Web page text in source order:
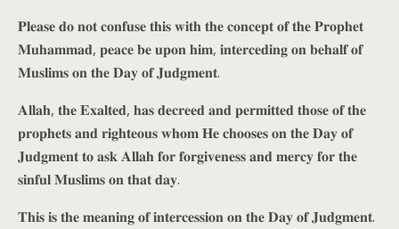
𝐏𝐥𝐞𝐚𝐬𝐞 𝐝𝐨 𝐧𝐨𝐭 𝐜𝐨𝐧𝐟𝐮𝐬𝐞 𝐭𝐡𝐢𝐬 𝐰𝐢𝐭𝐡 𝐭𝐡𝐞 𝐜𝐨𝐧𝐜𝐞𝐩𝐭 𝐨𝐟 𝐭𝐡𝐞 𝐏𝐫𝐨𝐩𝐡𝐞𝐭
𝐌𝐮𝐡𝐚𝐦𝐦𝐚𝐝, 𝐩𝐞𝐚𝐜𝐞 𝐛𝐞 𝐮𝐩𝐨𝐧 𝐡𝐢𝐦, 𝐢𝐧𝐭𝐞𝐫𝐜𝐞𝐝𝐢𝐧𝐠 𝐨𝐧 𝐛𝐞𝐡𝐚𝐥𝐟 𝐨𝐟
𝐌𝐮𝐬𝐥𝐢𝐦𝐬 𝐨𝐧 𝐭𝐡𝐞 𝐃𝐚𝐲 𝐨𝐟 𝐉𝐮𝐝𝐠𝐦𝐞𝐧𝐭.
𝐀𝐥𝐥𝐚𝐡, 𝐭𝐡𝐞 𝐄𝐱𝐚𝐥𝐭𝐞𝐝, 𝐡𝐚𝐬 𝐝𝐞𝐜𝐫𝐞𝐞𝐝 𝐚𝐧𝐝 𝐩𝐞𝐫𝐦𝐢𝐭𝐭𝐞𝐝 𝐭𝐡𝐨𝐬𝐞 𝐨𝐟 𝐭𝐡𝐞
𝐩𝐫𝐨𝐩𝐡𝐞𝐭𝐬 𝐚𝐧𝐝 𝐫𝐢𝐠𝐡𝐭𝐞𝐨𝐮𝐬 𝐰𝐡𝐨𝐦 𝐇𝐞 𝐜𝐡𝐨𝐨𝐬𝐞𝐬 𝐨𝐧 𝐭𝐡𝐞 𝐃𝐚𝐲 𝐨𝐟
𝐉𝐮𝐝𝐠𝐦𝐞𝐧𝐭 𝐭𝐨 𝐚𝐬𝐤 𝐀𝐥𝐥𝐚𝐡 𝐟𝐨𝐫 𝐟𝐨𝐫𝐠𝐢𝐯𝐞𝐧𝐞𝐬𝐬 𝐚𝐧𝐝 𝐦𝐞𝐫𝐜𝐲 𝐟𝐨𝐫 𝐭𝐡𝐞
𝐬𝐢𝐧𝐟𝐮𝐥 𝐌𝐮𝐬𝐥𝐢𝐦𝐬 𝐨𝐧 𝐭𝐡𝐚𝐭 𝐝𝐚𝐲.
𝐓𝐡𝐢𝐬 𝐢𝐬 𝐭𝐡𝐞 𝐦𝐞𝐚𝐧𝐢𝐧𝐠 𝐨𝐟 𝐢𝐧𝐭𝐞𝐫𝐜𝐞𝐬𝐬𝐢𝐨𝐧 𝐨𝐧 𝐭𝐡𝐞 𝐃𝐚𝐲 𝐨𝐟 𝐉𝐮𝐝𝐠𝐦𝐞𝐧𝐭.